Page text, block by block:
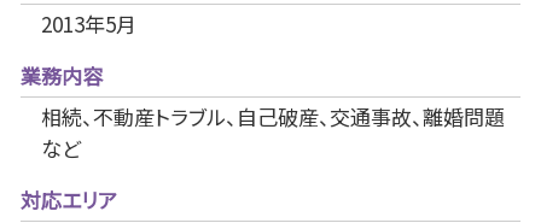
2013年5月
業務内容
相続、不動産トラブル、自己破産、交通事故、離婚問題
など
対応エリア